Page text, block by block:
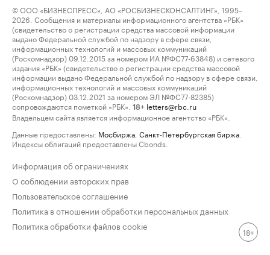
© ООО «БИЗНЕСПРЕСС», АО «РОСБИЗНЕСКОНСАЛТИНГ», 1995–
2026. Сообщения и материалы информационного агентства «РБК»
(свидетельство о регистрации средства массовой информации
выдано Федеральной службой по надзору в сфере связи,
информационных технологий и массовых коммуникаций
(Роскомнадзор) 09.12.2015 за номером ИА №ФС77-63848) и сетевого
издания «РБК» (свидетельство о регистрации средства массовой
информации выдано Федеральной службой по надзору в сфере связи,
информационных технологий и массовых коммуникаций
(Роскомнадзор) 03.12.2021 за номером ЭЛ №ФС77-82385)
сопровождаются пометкой «РБК».
18+ letters@rbc.ru
Владельцем сайта является информационное агентство «РБК».
Данные предоставлены: Мосбиржа Санкт-Петербургская биржа
Индексы облигаций предоставлены Cbonds.
Информация об ограничениях
О соблюдении авторских прав
Пользовательское соглашение
Политика в отношении обработки персональных данных
Политика обработки файлов cookie
18+